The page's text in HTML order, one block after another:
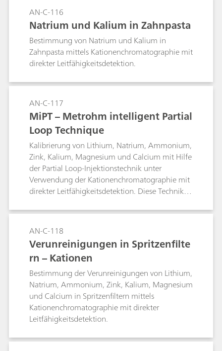
AN-C-116
Natrium und Kalium in Zahnpasta
Bestimmung von Natrium und Kalium in
Zahnpasta mittels Kationenchromatographie mit
direkter Leitfähigkeitsdetektion.
AN-C-117
MiPT – Metrohm intelligent Partial
Loop Technique
Kalibrierung von Lithium, Natrium, Ammonium,
Zink, Kalium, Magnesium und Calcium mit Hilfe
der Partial Loop-Injektionstechnik unter
Verwendung der Kationenchromatographie mit
direkter Leitfähigkeitsdetektion. Diese Technik
B. 1 μg/L bis 100 μg/L, was 2 μL bis 200 μL
injizierter Menge entspricht) aus einer
Kalibrierlösung heraus. Bei Anwendung des
gesamten Umfangs der Partial Loop-
Injektionstechnik auf die Proben deckt eine
Kalibrierung einen Probenkonzentrationsbereich
von 1 bis 10.000 ab, beispielsweise entsprechen
2 μL einer 10 mg/L-Lösung der höchsten
Kalibrierstufe (100 μg/L), während 200 μL einer
1 μg/L-Lösung der niedrigsten Kalibrierstufe
entsprechen.
AN-C-118
Verunreinigungen in Spritzenfilte
rn – Kationen
Bestimmung der Verunreinigungen von Lithium,
Natrium, Ammonium, Zink, Kalium, Magnesium
und Calcium in Spritzenfiltern mittels
Kationenchromatographie mit direkter
Leitfähigkeitsdetektion.